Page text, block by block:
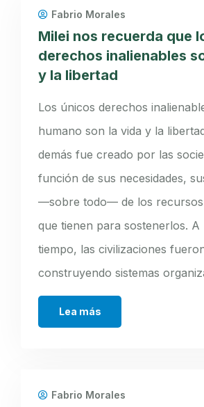
Fabrio Morales
Milei nos recuerda que
derechos inalienables
y la libertad
Los únicos derechos
humano son la vida y la
demás fue creado por las
función de sus necesidades,
—sobre todo— de los recursos
que tienen para sostenerlos. A
tiempo, las civilizaciones
construyendo sistemas
Lea más
Fabrio Morales